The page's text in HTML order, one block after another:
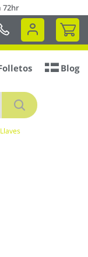
72hr
Mi
Buscar
Blog
Llaves